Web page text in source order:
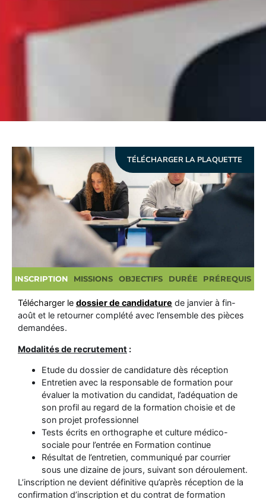
TÉLÉCHARGER LA PLAQUETTE
INSCRIPTION MISSIONS OBJECTIFS DURÉE PRÉREQUIS
Télécharger le dossier de candidature de janvier à fin-
août et le retourner complété avec l’ensemble des pièces
demandées.
Modalités de recrutement :
Etude du dossier de candidature dès réception
Entretien avec la responsable de formation pour
évaluer la motivation du candidat, l’adéquation de
son profil au regard de la formation choisie et de
son projet professionnel
Tests écrits en orthographe et culture médico-
sociale pour l’entrée en Formation continue
Résultat de l’entretien, communiqué par courrier
sous une dizaine de jours, suivant son déroulement.
L’inscription ne devient définitive qu’après réception de la
confirmation d’inscription et du contrat de formation